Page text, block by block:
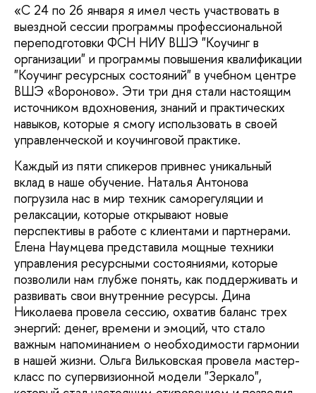
«С 24 по 26 января я имел честь участвовать в
выездной сессии программы профессиональной
переподготовки ФСН НИУ ВШЭ "Коучинг в
организации" и программы повышения квалификации
"Коучинг ресурсных состояний" в учебном центре
ВШЭ «Вороново». Эти три дня стали настоящим
источником вдохновения, знаний и практических
навыков, которые я смогу использовать в своей
управленческой и коучинговой практике.
Каждый из пяти спикеров привнес уникальный
вклад в наше обучение. Наталья Антонова
погрузила нас в мир техник саморегуляции и
релаксации, которые открывают новые
перспективы в работе с клиентами и партнерами.
Елена Наумцева представила мощные техники
управления ресурсными состояниями, которые
позволили нам глубже понять, как поддерживать и
развивать свои внутренние ресурсы. Дина
Николаева провела сессию, охватив баланс трех
энергий: денег, времени и эмоций, что стало
важным напоминанием о необходимости гармонии
в нашей жизни. Ольга Вильковская провела мастер-
класс по супервизионной модели "Зеркало",